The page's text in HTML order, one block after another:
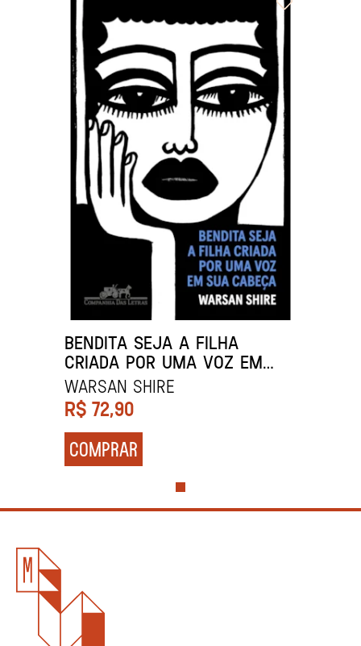
BENDITA SEJA A FILHA
CRIADA POR UMA VOZ EM
SUA CABEÇA
Warsan Shire
R$ 72,90
COMPRAR